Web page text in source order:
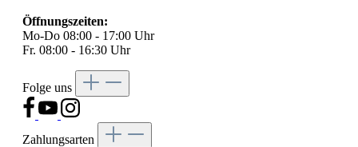
Öffnungszeiten:
Mo-Do 08:00 - 17:00 Uhr
Fr. 08:00 - 16:30 Uhr
Folge uns
Zahlungsarten